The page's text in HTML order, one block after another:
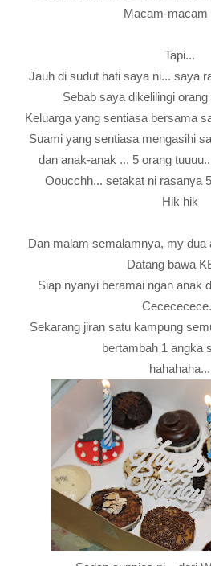
Macam-macam
Tapi...
Jauh di sudut hati saya ni... saya
Sebab saya dikelilingi
Keluarga yang sentiasa bersama
Suami yang sentiasa mengasihi
dan anak-anak ... 5 orang
Ooucchh... setakat ni rasanya
Hik hik
Dan malam semalamnya, my dua
Datang bawa
Siap nyanyi beramai ngan anak
Sekarang jiran satu kampung
bertambah 1 angka
hahahaha...